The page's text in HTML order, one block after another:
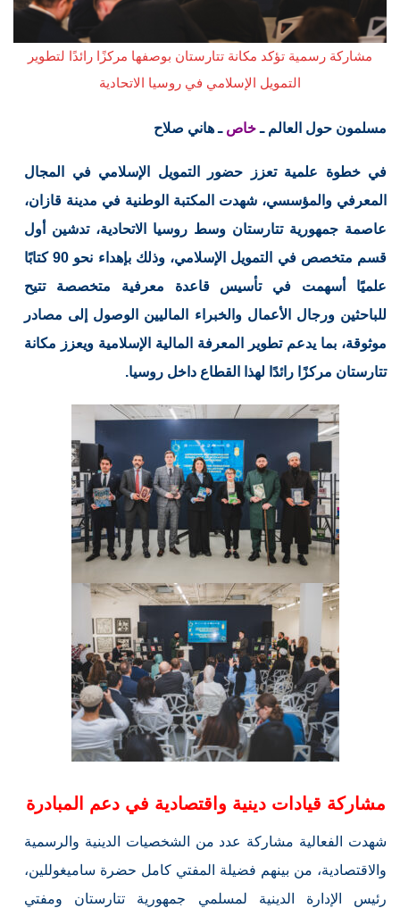
مشاركة رسمية تؤكد مكانة تتارستان بوصفها مركزًا رائدًا لتطوير
التمويل الإسلامي في روسيا الاتحادية
مسلمون حول العالم ـخاص ـ هاني صلاح
في خطوة علمية تعزز حضور التمويل الإسلامي في المجال
المعرفي والمؤسسي، شهدت المكتبة الوطنية في مدينة قازان،
عاصمة جمهورية تتارستان وسط روسيا الاتحادية، تدشين أول
قسم متخصص في التمويل الإسلامي، وذلك بإهداء نحو 90 كتابًا
علميًا أسهمت في تأسيس قاعدة معرفية متخصصة تتيح
للباحثين ورجال الأعمال والخبراء الماليين الوصول إلى مصادر
موثوقة، بما يدعم تطوير المعرفة المالية الإسلامية ويعزز مكانة
تتارستان مركزًا رائدًا لهذا القطاع داخل روسيا.
مشاركة قيادات دينية واقتصادية في دعم المبادرة
شهدت الفعالية مشاركة عدد من الشخصيات الدينية والرسمية
والاقتصادية، من بينهم فضيلة المفتي كامل حضرة ساميغوللين،
رئيس الإدارة الدينية لمسلمي جمهورية تتارستان ومفتي